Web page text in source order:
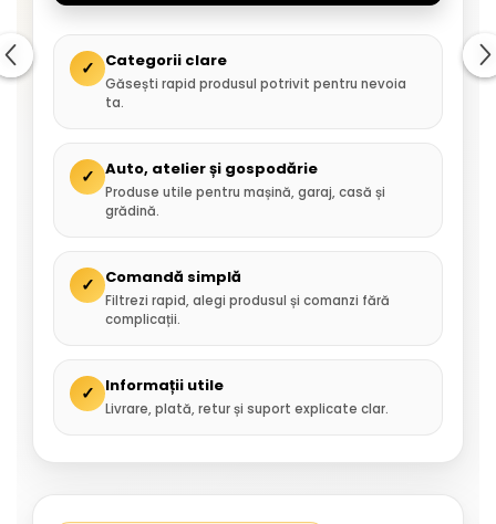
✓ Categorii clare
Găsești rapid produsul potrivit pentru nevoia
ta.
✓ Auto, atelier și gospodărie
Produse utile pentru mașină, garaj, casă și
grădină.
✓ Comandă simplă
Filtrezi rapid, alegi produsul și comanzi fără
complicații.
✓ Informații utile
Livrare, plată, retur și suport explicate clar.